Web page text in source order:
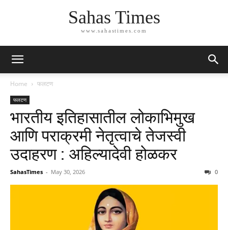
Sahas Times
www.sahastimes.com
Home फलटण
फलटण
भारतीय इतिहासातील लोकाभिमुख
आणि पराक्रमी नेतृत्वाचे तेजस्वी
उदाहरण : अहिल्यादेवी होळकर
SahasTimes - May 30, 2026 0